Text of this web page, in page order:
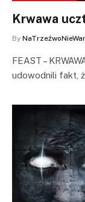
Krwawa
By
FEAST –
udowodnili fakt,